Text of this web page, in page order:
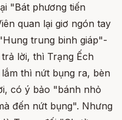
"Bát phương tiến
quan lại giơ ngón tay
trung binh giáp"-
lời, thì Trạng Ếch
thì nứt bụng ra, bèn
có ý bảo "bánh nhỏ
đến nứt bụng". Nhưng